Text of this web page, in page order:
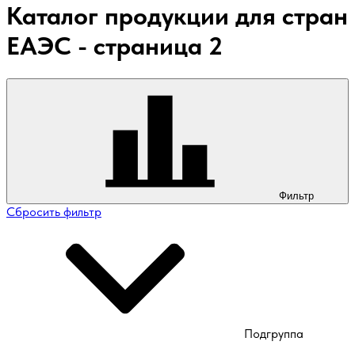
Каталог продукции для стран
ЕАЭС - страница 2
Фильтр
Сбросить фильтр
Подгруппа